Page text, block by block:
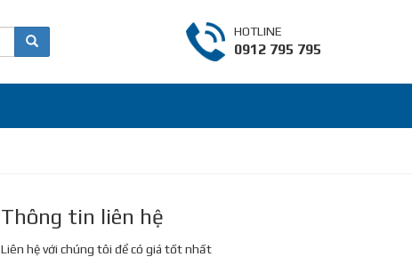
HOTLINE
0912 795 795
Thông tin liên hệ
Liên hệ với chúng tôi để có giá tốt nhất